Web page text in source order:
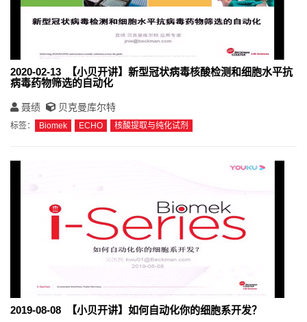
2020-02-13 【小贝开讲】新型冠状病毒核酸检测和细胞水平抗
病毒药物筛选的自动化
聂绩 贝克曼库尔特
标签： Biomek ECHO 核酸提取与纯化试剂
2019-08-08 【小贝开讲】如何自动化你的细胞系开发？